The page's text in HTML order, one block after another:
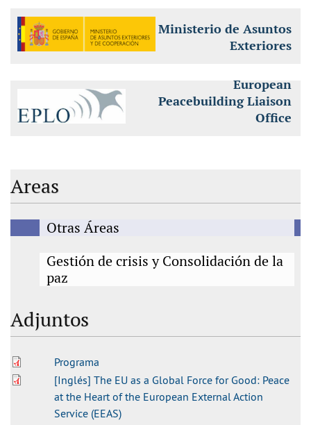
Ministerio de Asuntos
Exteriores
European
Peacebuilding Liaison
Office
Areas
Otras Áreas
Gestión de crisis y Consolidación de la
paz
Adjuntos
Programa
[Inglés] The EU as a Global Force for Good: Peace
at the Heart of the European External Action
Service (EEAS)